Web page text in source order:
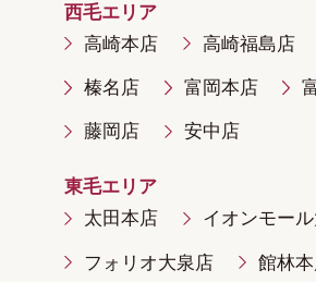
西毛エリア
高崎本店
高崎福島店
榛名店 富岡本店
藤岡店 安中店
東毛エリア
太田本店
イオンモー
フォリオ大泉店 館林